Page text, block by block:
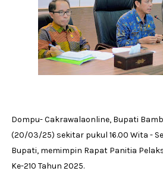
Dompu- Cakrawalaonline, Bupati
(20/03/25) sekitar pukul 16.00 Wita -
Bupati, memimpin Rapat Panitia
Ke-210 Tahun 2025.